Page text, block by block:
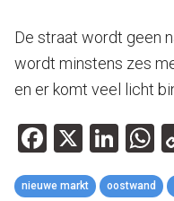
De straat wordt geen
wordt minstens zes
en er komt veel licht
Facebook
X
nieuwe markt oostwand